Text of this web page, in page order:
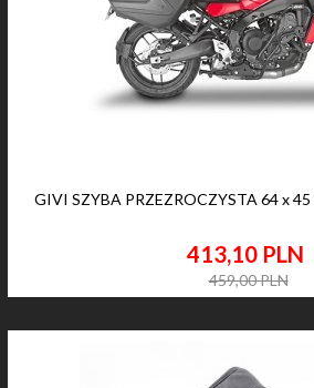
GIVI SZYBA PRZEZROCZYSTA 64 x
413,10 PLN
459,00 PLN